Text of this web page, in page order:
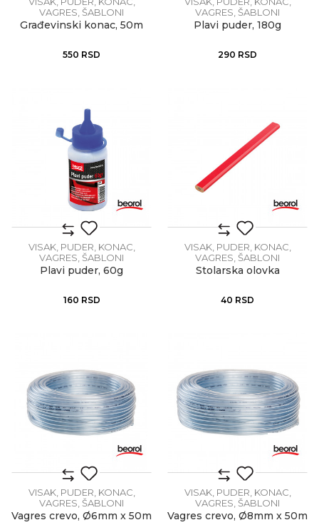
VAGRES, ŠABLONI
Građevinski konac, 50m
550 RSD
VAGRES, ŠABLONI
Plavi puder, 180g
290 RSD
VISAK, PUDER, KONAC,
VAGRES, ŠABLONI
Plavi puder, 60g
160 RSD
VISAK, PUDER, KONAC,
VAGRES, ŠABLONI
Stolarska olovka
40 RSD
VISAK, PUDER, KONAC,
VAGRES, ŠABLONI
Vagres crevo, Ø6mm x 50m
VISAK, PUDER, KONAC,
VAGRES, ŠABLONI
Vagres crevo, Ø8mm x 50m